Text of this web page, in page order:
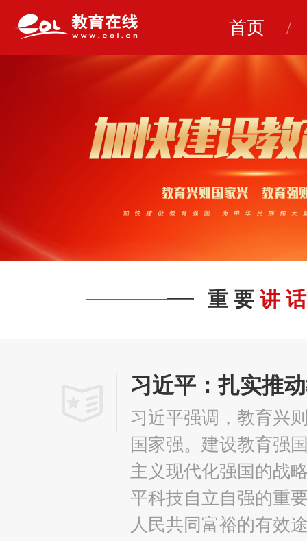
首页
重 要 讲 话
习近平：扎实推
习近平强调，教育兴
国家强。建设教育强
主义现代化强国的战
平科技自立自强的重
人民共同富裕的有效